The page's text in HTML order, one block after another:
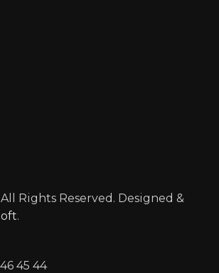
Rights Reserved. Designed &
.
45 44